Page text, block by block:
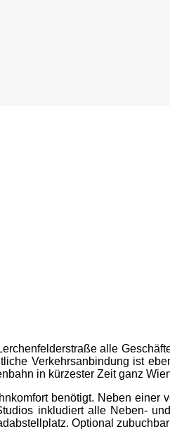
alle
Verkehrsanbindung ist
in kürzester Zeit ganz
benötigt. Neben einer
inkludiert alle Neben-
Optional